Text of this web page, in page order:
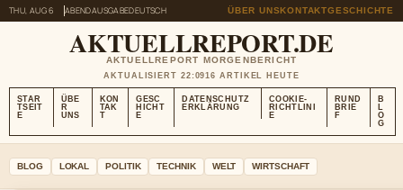
THU, AUG 6 ABENDAUSGABEDEUTSCH ÜBER UNSKONTAKTGESCHICHTE
AKTUELLREPORT.DE
AKTUELLREPORT MORGENBERICHT
AKTUALISIERT 22:0916 ARTIKEL HEUTE
STAR
TSEIT
E
ÜBE
R
UNS
KON
TAK
T
GESC
HICHT
E
DATENSCHUTZ
ERKLÄRUNG
COOKIE-
RICHTLINI
E
RUND
BRIE
F
B
L
O
G
BLOG LOKAL POLITIK TECHNIK WELT WIRTSCHAFT